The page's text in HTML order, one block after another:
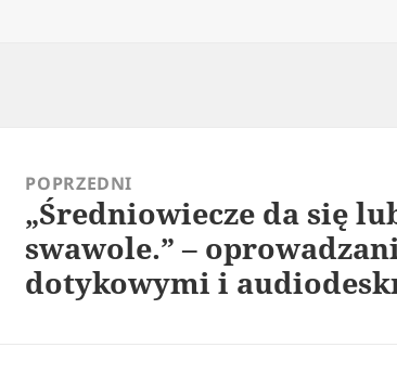
POPRZEDNI
Poprzedni
wpis:
„Średniowiecze da się
swawole.” –
dotykowymi i